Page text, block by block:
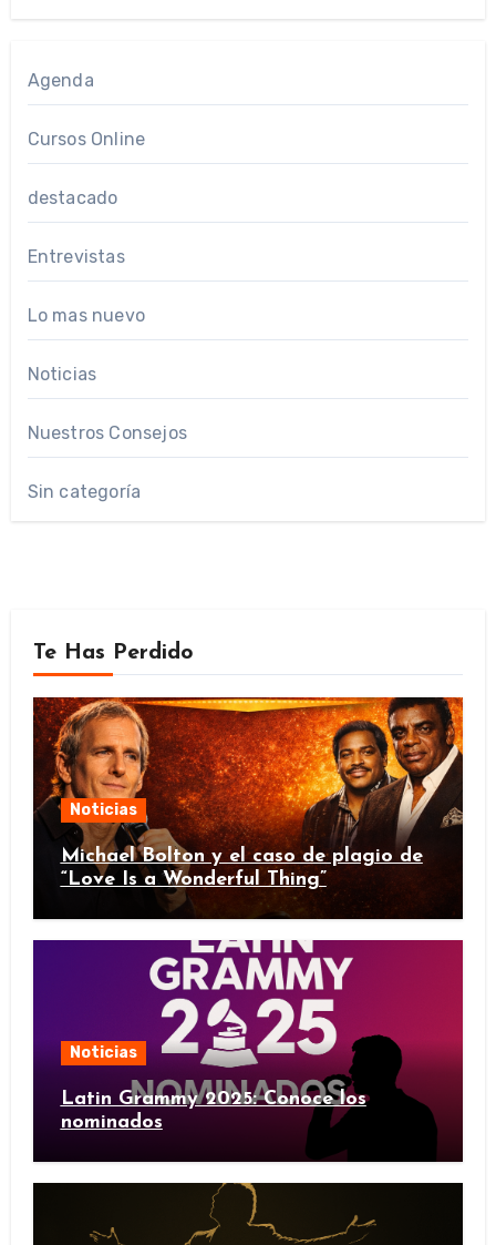
Agenda
Cursos Online
destacado
Entrevistas
Lo mas nuevo
Noticias
Nuestros Consejos
Sin categoría
Te Has Perdido
Noticias
Michael Bolton y el caso de plagio de
“Love Is a Wonderful Thing”
Noticias
Latin Grammy 2025: Conoce los
nominados